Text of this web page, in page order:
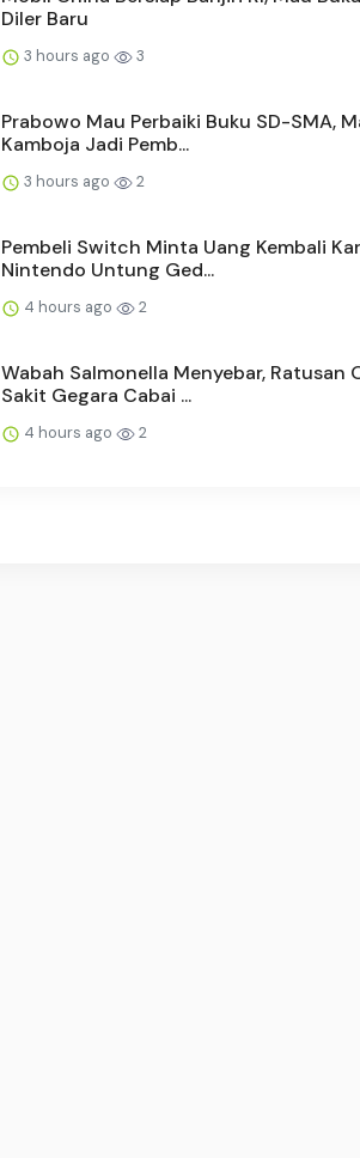
Diler Baru
3 hours ago 3
Prabowo Mau Perbaiki Buku SD-SMA,
Kamboja Jadi Pemb...
3 hours ago 2
Pembeli Switch Minta Uang Kembali
Nintendo Untung Ged...
4 hours ago 2
Wabah Salmonella Menyebar, Ratusan
Sakit Gegara Cabai ...
4 hours ago 2